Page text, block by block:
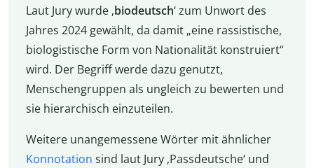
Laut Jury wurde ‚biodeutsch‘ zum Unwort des
Jahres 2024 gewählt, da damit „eine rassistische,
biologistische Form von Nationalität konstruiert“
wird. Der Begriff werde dazu genutzt,
Menschengruppen als ungleich zu bewerten und
sie hierarchisch einzuteilen.
Weitere unangemessene Wörter mit ähnlicher
Konnotation sind laut Jury ‚Passdeutsche‘ und